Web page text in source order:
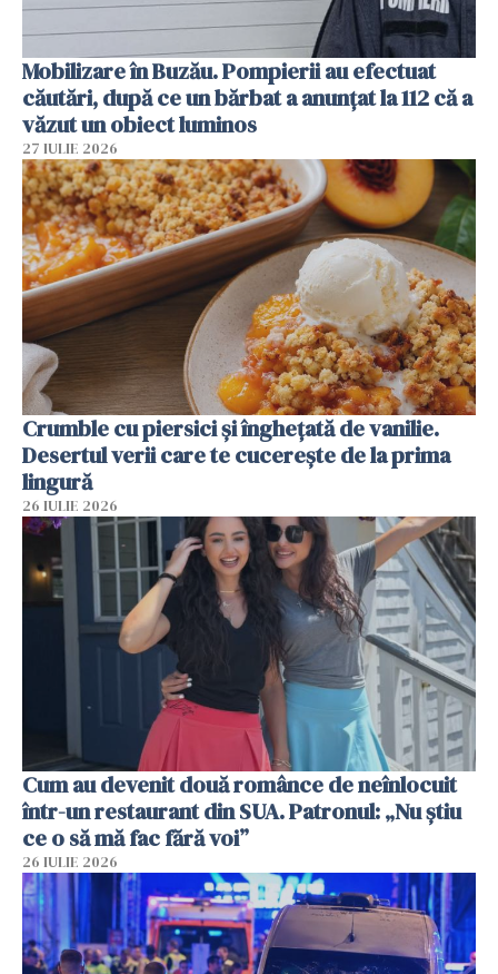
Mobilizare în Buzău. Pompierii au efectuat
căutări, după ce un bărbat a anunțat la 112 că a
văzut un obiect luminos
27 IULIE 2026
Crumble cu piersici și înghețată de vanilie.
Desertul verii care te cucerește de la prima
lingură
26 IULIE 2026
Cum au devenit două românce de neînlocuit
într-un restaurant din SUA. Patronul: „Nu știu
ce o să mă fac fără voi”
26 IULIE 2026